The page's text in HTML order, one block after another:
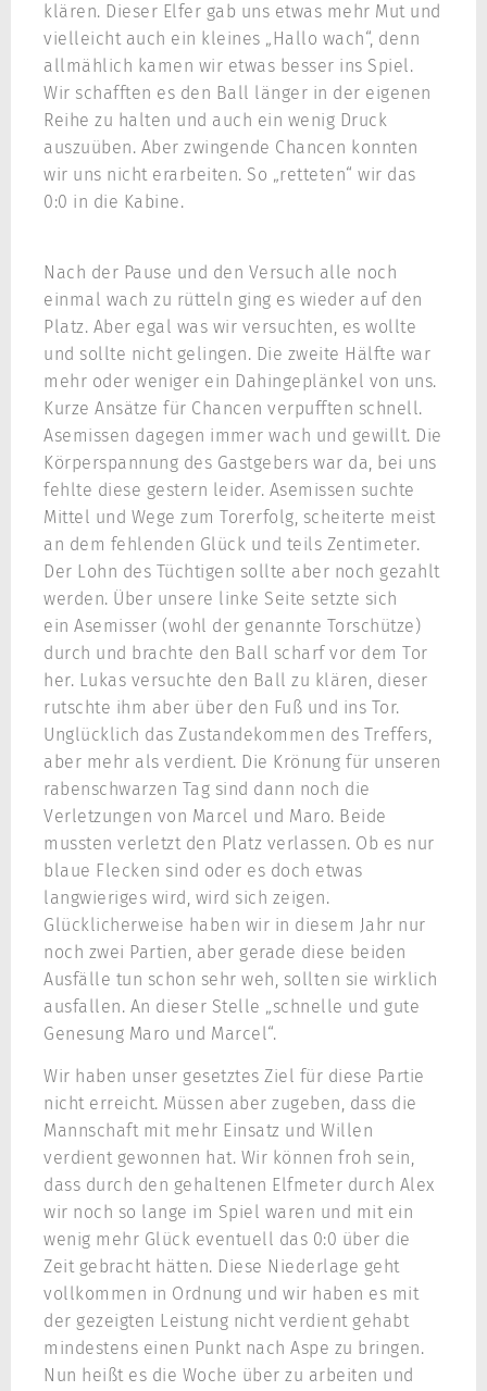
klären. Dieser Elfer gab uns etwas mehr Mut und
vielleicht auch ein kleines „Hallo wach“, denn
allmählich kamen wir etwas besser ins Spiel.
Wir schafften es den Ball länger in der eigenen
Reihe zu halten und auch ein wenig Druck
auszuüben. Aber zwingende Chancen konnten
wir uns nicht erarbeiten. So „retteten“ wir das
0:0 in die Kabine.
Nach der Pause und den Versuch alle noch
einmal wach zu rütteln ging es wieder auf den
Platz. Aber egal was wir versuchten, es wollte
und sollte nicht gelingen. Die zweite Hälfte war
mehr oder weniger ein Dahingeplänkel von uns.
Kurze Ansätze für Chancen verpufften schnell.
Asemissen dagegen immer wach und gewillt. Die
Körperspannung des Gastgebers war da, bei uns
fehlte diese gestern leider. Asemissen suchte
Mittel und Wege zum Torerfolg, scheiterte meist
an dem fehlenden Glück und teils Zentimeter.
Der Lohn des Tüchtigen sollte aber noch gezahlt
werden. Über unsere linke Seite setzte sich
ein Asemisser (wohl der genannte Torschütze)
durch und brachte den Ball scharf vor dem Tor
her. Lukas versuchte den Ball zu klären, dieser
rutschte ihm aber über den Fuß und ins Tor.
Unglücklich das Zustandekommen des Treffers,
aber mehr als verdient. Die Krönung für unseren
rabenschwarzen Tag sind dann noch die
Verletzungen von Marcel und Maro. Beide
mussten verletzt den Platz verlassen. Ob es nur
blaue Flecken sind oder es doch etwas
langwieriges wird, wird sich zeigen.
Glücklicherweise haben wir in diesem Jahr nur
noch zwei Partien, aber gerade diese beiden
Ausfälle tun schon sehr weh, sollten sie wirklich
ausfallen. An dieser Stelle „schnelle und gute
Genesung Maro und Marcel“.
Wir haben unser gesetztes Ziel für diese Partie
nicht erreicht. Müssen aber zugeben, dass die
Mannschaft mit mehr Einsatz und Willen
verdient gewonnen hat. Wir können froh sein,
dass durch den gehaltenen Elfmeter durch Alex
wir noch so lange im Spiel waren und mit ein
wenig mehr Glück eventuell das 0:0 über die
Zeit gebracht hätten. Diese Niederlage geht
vollkommen in Ordnung und wir haben es mit
der gezeigten Leistung nicht verdient gehabt
mindestens einen Punkt nach Aspe zu bringen.
Nun heißt es die Woche über zu arbeiten und